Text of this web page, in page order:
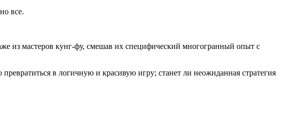
все.
из мастеров кунг-фу, смешав их специфический многогранный опыт с
в логичную и красивую игру; станет ли неожиданная стратегия